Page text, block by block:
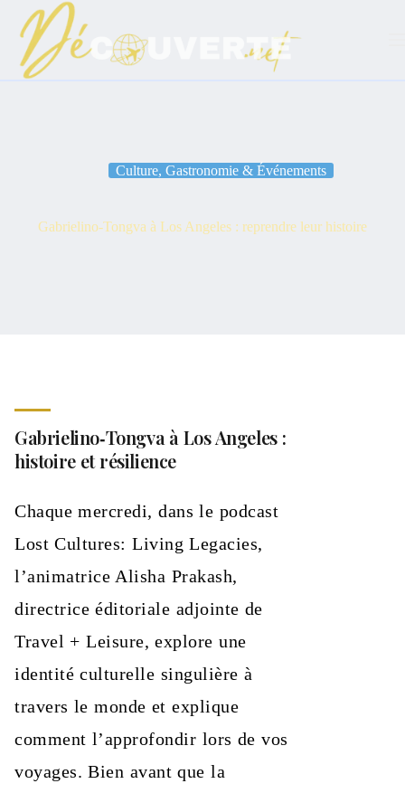
contenu
Culture, Gastronomie & Événements
Gabrielino-Tongva à Los Angeles : reprendre leur histoire
Gabrielino‑Tongva à Los Angeles :
histoire et résilience
Chaque mercredi, dans le podcast
Lost Cultures: Living Legacies,
l’animatrice Alisha Prakash,
directrice éditoriale adjointe de
Travel + Leisure, explore une
identité culturelle singulière à
travers le monde et explique
comment l’approfondir lors de vos
voyages. Bien avant que la